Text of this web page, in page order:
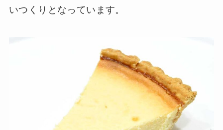
いつくりとなっています。